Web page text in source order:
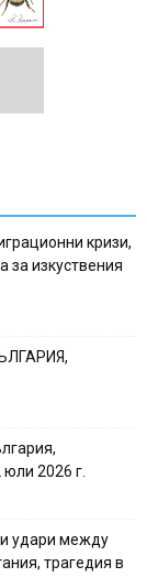
кризи,
за изкуствения
2026 г.
удари между
трагедия в